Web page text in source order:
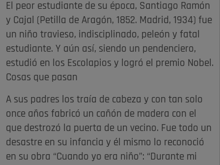
El peor estudiante de su época, Santiago Ramón
y Cajal (Petilla de Aragón, 1852. Madrid, 1934) fue
un niño travieso, indisciplinado, peleón y fatal
estudiante. Y aún así, siendo un pendenciero,
estudió en los Escolapios y logró el premio Nobel.
Cosas que pasan
A sus padres los traía de cabeza y con tan solo
once años fabricó un cañón de madera con el
que destrozó la puerta de un vecino. Fue todo un
desastre en su infancia y él mismo lo reconoció
en su obra “Cuando yo era niño”: “Durante mi